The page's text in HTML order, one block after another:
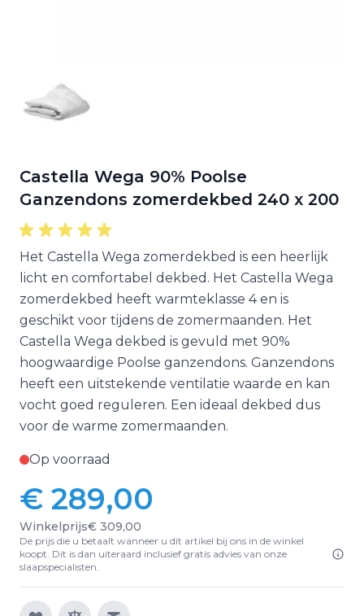
Castella Wega 90% Poolse
Ganzendons zomerdekbed 240 x 200
Het Castella Wega zomerdekbed is een heerlijk
licht en comfortabel dekbed. Het Castella Wega
zomerdekbed heeft warmteklasse 4 en is
geschikt voor tijdens de zomermaanden. Het
Castella Wega dekbed is gevuld met 90%
hoogwaardige Poolse ganzendons. Ganzendons
heeft een uitstekende ventilatie waarde en kan
vocht goed reguleren. Een ideaal dekbed dus
voor de warme zomermaanden.
Op voorraad
€ 289,00
Winkelprijs€ 309,00
De prijs die u betaalt wanneer u dit artikel bij ons in de winkel
koopt. Dit is dan uiteraard inclusief gratis advies van onze
slaapspecialisten.